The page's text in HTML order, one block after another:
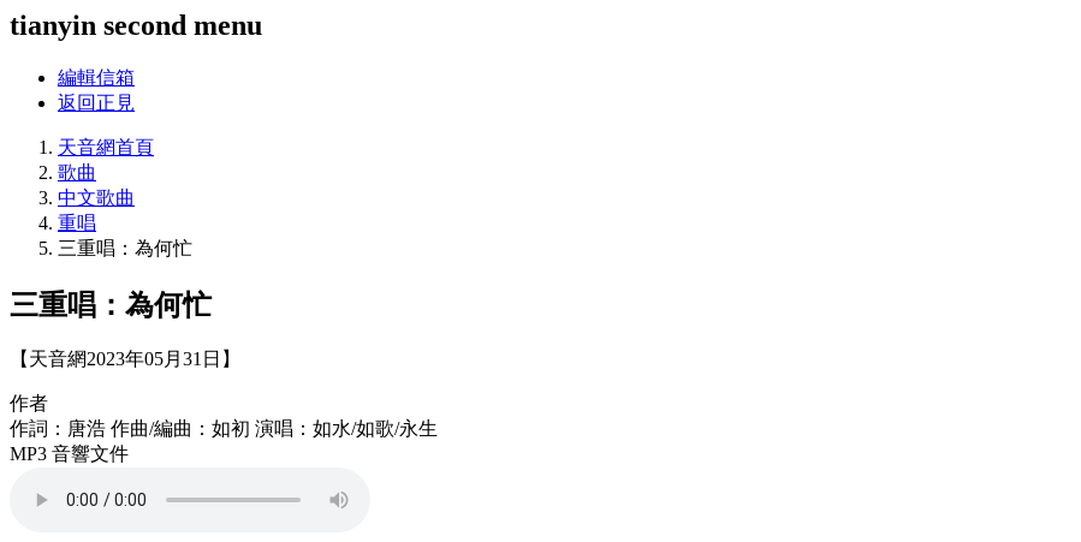
tianyin second menu
編輯信箱
返回正見
天音網首頁
歌曲
中文歌曲
重唱
三重唱：為何忙
三重唱：為何忙
【天音網2023年05月31日】
作者
作詞：唐浩 作曲/編曲：如初 演唱：如水/如歌/永生
MP3 音響文件